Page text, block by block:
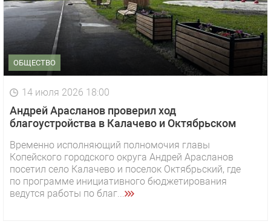
ОБЩЕСТВО
14 июля 2026 18:00
Андрей Арасланов проверил ход
благоустройства в Калачево и Октябрьском
Временно исполняющий полномочия главы
Копейского городского округа Андрей Арасланов
посетил село Калачево и поселок Октябрьский, где
по программе инициативного бюджетирования
ведутся работы по благ...